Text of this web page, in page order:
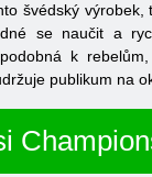
švédský
se naučit a
k
publikum na